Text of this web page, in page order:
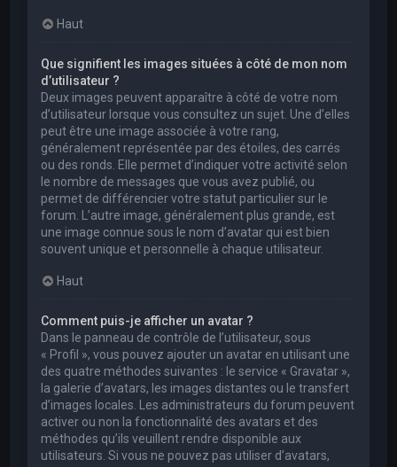
Haut
Que signifient les images situées à côté de mon nom
d’utilisateur ?
Deux images peuvent apparaître à côté de votre nom
d’utilisateur lorsque vous consultez un sujet. Une d’elles
peut être une image associée à votre rang,
généralement représentée par des étoiles, des carrés
ou des ronds. Elle permet d’indiquer votre activité selon
le nombre de messages que vous avez publié, ou
permet de différencier votre statut particulier sur le
forum. L’autre image, généralement plus grande, est
une image connue sous le nom d’avatar qui est bien
souvent unique et personnelle à chaque utilisateur.
Haut
Comment puis-je afficher un avatar ?
Dans le panneau de contrôle de l’utilisateur, sous
« Profil », vous pouvez ajouter un avatar en utilisant une
des quatre méthodes suivantes : le service « Gravatar »,
la galerie d’avatars, les images distantes ou le transfert
d’images locales. Les administrateurs du forum peuvent
activer ou non la fonctionnalité des avatars et des
méthodes qu’ils veuillent rendre disponible aux
utilisateurs. Si vous ne pouvez pas utiliser d’avatars,